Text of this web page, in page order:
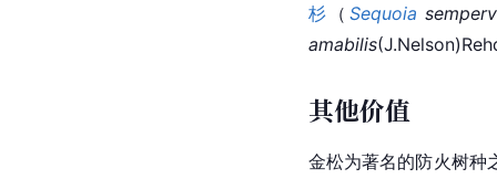
杉 （ Sequoia
amabilis
其他价值
金松为著名的防火树种